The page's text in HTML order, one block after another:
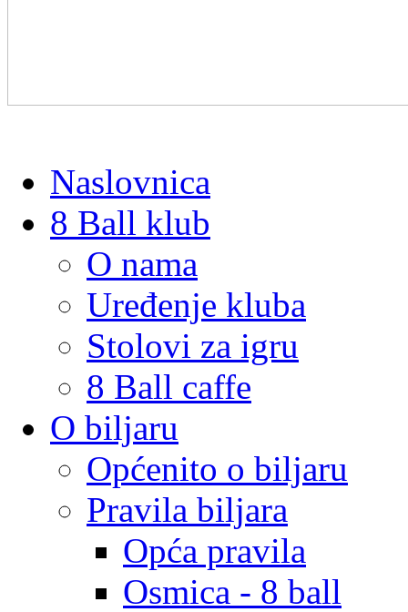
Naslovnica
8 Ball klub
O nama
Uređenje kluba
Stolovi za igru
8 Ball caffe
O biljaru
Općenito o biljaru
Pravila biljara
Opća pravila
Osmica - 8 ball